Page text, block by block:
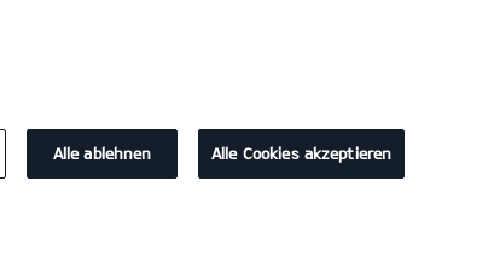
Alle ablehnen Alle Cookies akzeptieren